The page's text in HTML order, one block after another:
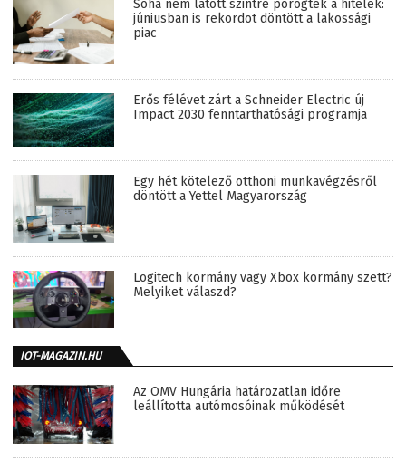
Soha nem látott szintre pörögtek a hitelek:
júniusban is rekordot döntött a lakossági
piac
Erős félévet zárt a Schneider Electric új
Impact 2030 fenntarthatósági programja
Egy hét kötelező otthoni munkavégzésről
döntött a Yettel Magyarország
Logitech kormány vagy Xbox kormány szett?
Melyiket válaszd?
IOT-MAGAZIN.HU
Az OMV Hungária határozatlan időre
leállította autómosóinak működését